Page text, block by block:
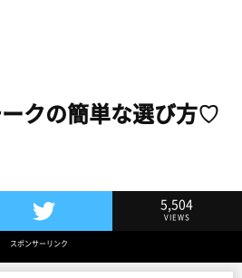
ークの簡単な選び方♡
でツイート
5,504
VIEWS
スポンサーリンク